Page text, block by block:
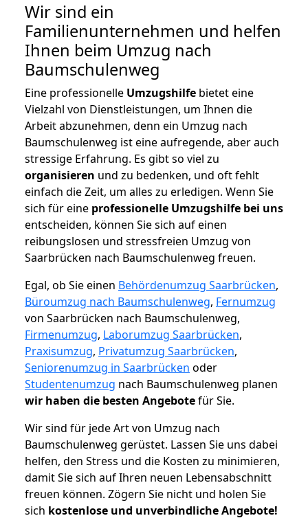
Wir sind ein
Familienunternehmen und helfen
Ihnen beim Umzug nach
Baumschulenweg
Eine professionelle Umzugshilfe bietet eine
Vielzahl von Dienstleistungen, um Ihnen die
Arbeit abzunehmen, denn ein Umzug nach
Baumschulenweg ist eine aufregende, aber auch
stressige Erfahrung. Es gibt so viel zu
organisieren und zu bedenken, und oft fehlt
einfach die Zeit, um alles zu erledigen. Wenn Sie
sich für eine professionelle Umzugshilfe bei uns
entscheiden, können Sie sich auf einen
reibungslosen und stressfreien Umzug von
Saarbrücken nach Baumschulenweg freuen.
Egal, ob Sie einen Behördenumzug Saarbrücken,
Büroumzug nach Baumschulenweg, Fernumzug
von Saarbrücken nach Baumschulenweg,
Firmenumzug, Laborumzug Saarbrücken,
Praxisumzug, Privatumzug Saarbrücken,
Seniorenumzug in Saarbrücken oder
Studentenumzug nach Baumschulenweg planen
wir haben die besten Angebotefür Sie.
Wir sind für jede Art von Umzug nach
Baumschulenweg gerüstet. Lassen Sie uns dabei
helfen, den Stress und die Kosten zu minimieren,
damit Sie sich auf Ihren neuen Lebensabschnitt
freuen können. Zögern Sie nicht und holen Sie
sich kostenlose und unverbindliche Angebote!